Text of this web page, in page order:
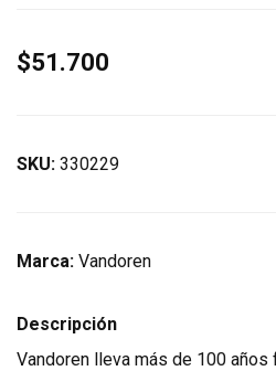
$51.700
SKU: 330229
Marca: Vandoren
Descripción
Vandoren lleva más de 100